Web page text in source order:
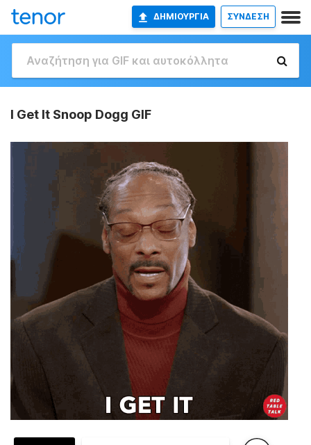
ΔΗΜΙΟΥΡΓΊΑ ΣΥΝΔΕΣΗ
I Get It Snoop Dogg GIF